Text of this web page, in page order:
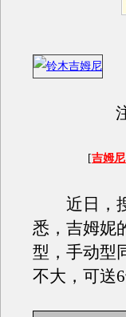
[吉姆尼
近日，
悉，吉姆妮
型，手动型
不大，可送